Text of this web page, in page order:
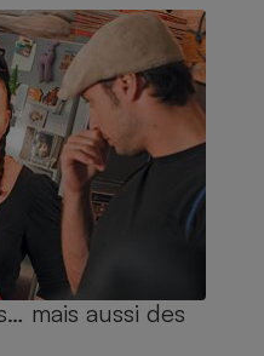
mais aussi des